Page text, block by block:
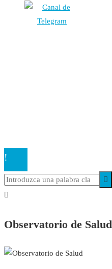
Observatorio de Salud